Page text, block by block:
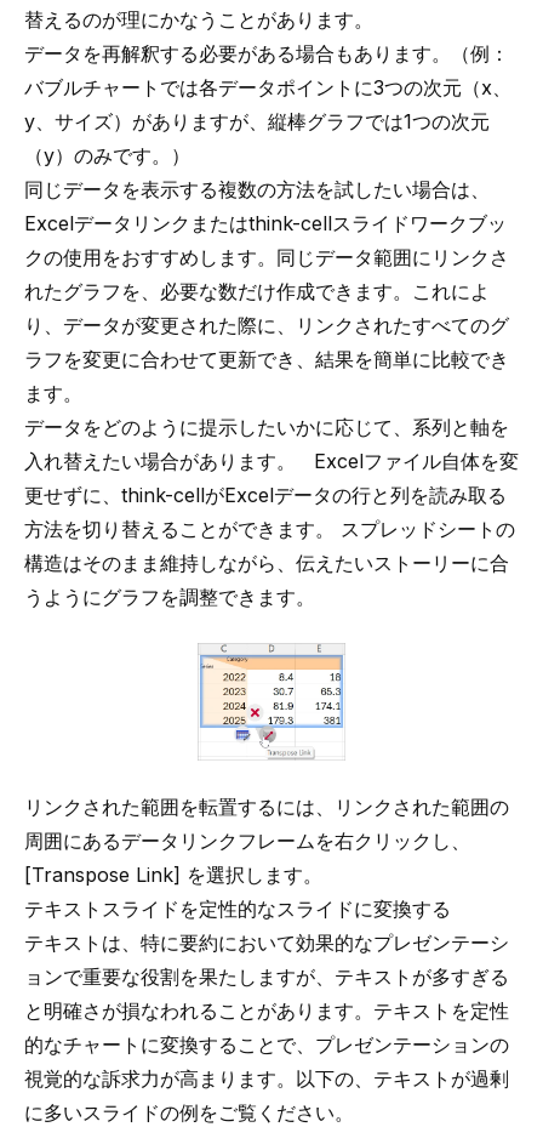
替えるのが理にかなうことがあります。
データを再解釈する必要がある場合もあります。（例：
バブルチャートでは各データポイントに3つの次元（x、
y、サイズ）がありますが、縦棒グラフでは1つの次元
（y）のみです。）
同じデータを表示する複数の方法を試したい場合は、
Excelデータリンクまたはthink-cellスライドワークブッ
クの使用をおすすめします。同じデータ範囲にリンクさ
れたグラフを、必要な数だけ作成できます。これによ
り、データが変更された際に、リンクされたすべてのグ
ラフを変更に合わせて更新でき、結果を簡単に比較でき
ます。
データをどのように提示したいかに応じて、系列と軸を
入れ替えたい場合があります。 Excelファイル自体を変
更せずに、think-cellがExcelデータの行と列を読み取る
方法を切り替えることができます。 スプレッドシートの
構造はそのまま維持しながら、伝えたいストーリーに合
うようにグラフを調整できます。
リンクされた範囲を転置するには、リンクされた範囲の
周囲にあるデータリンクフレームを右クリックし、
[Transpose Link] を選択します。
テキストスライドを定性的なスライドに変換する
テキストは、特に要約において効果的なプレゼンテーシ
ョンで重要な役割を果たしますが、テキストが多すぎる
と明確さが損なわれることがあります。テキストを定性
的なチャートに変換することで、プレゼンテーションの
視覚的な訴求力が高まります。以下の、テキストが過剰
に多いスライドの例をご覧ください。